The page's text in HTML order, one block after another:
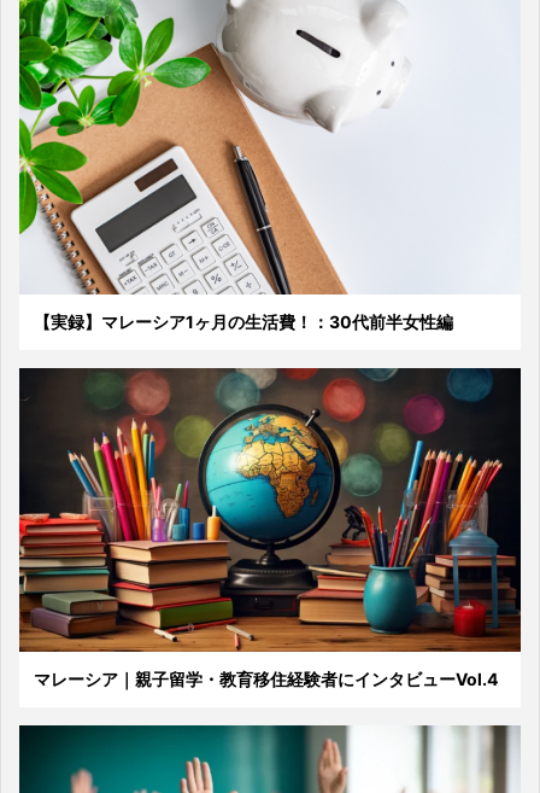
【実録】マレーシア1ヶ月の生活費！：30代前半女性編
マレーシア｜親子留学・教育移住経験者にインタビューVol.4